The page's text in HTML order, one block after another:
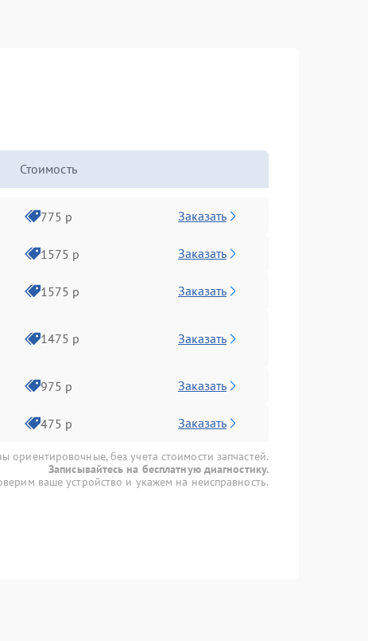
Стоимость
775 р Заказать
1575 р Заказать
1575 р Заказать
1475 р Заказать
975 р Заказать
475 р Заказать
ориентировочные, без учета стоимости запчастей.
Записывайтесь на бесплатную диагностику.
ваше устройство и укажем на неисправность.